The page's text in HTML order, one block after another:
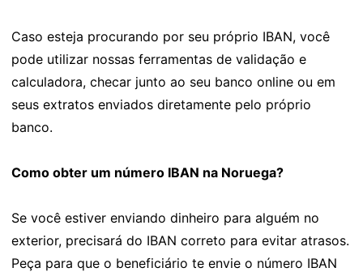
Caso esteja procurando por seu próprio IBAN, você
pode utilizar nossas ferramentas de validação e
calculadora, checar junto ao seu banco online ou em
seus extratos enviados diretamente pelo próprio
banco.
Como obter um número IBAN na Noruega?
Se você estiver enviando dinheiro para alguém no
exterior, precisará do IBAN correto para evitar atrasos.
Peça para que o beneficiário te envie o número IBAN